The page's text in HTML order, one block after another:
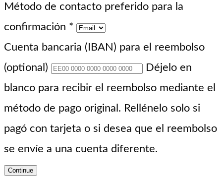
Método de contacto preferido para la
confirmación *
Cuenta bancaria (IBAN) para el reembolso
(optional)
Déjelo en
blanco para recibir el reembolso mediante el
método de pago original. Rellénelo solo si
pagó con tarjeta o si desea que el reembolso
se envíe a una cuenta diferente.
Continue